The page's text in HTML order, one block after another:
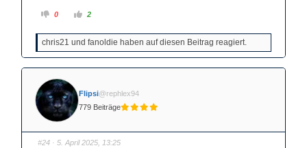
A
l
i
c
k
e
f
ü
r
D
a
u
e
n
0
A
l
i
c
k
e
r
D
a
e
n
2
chris21 und fanoldie haben auf diesen Beitrag reagiert.
Flipsi@rephlex94
779 Beiträge
#24 · 5. April 2025, 13:25